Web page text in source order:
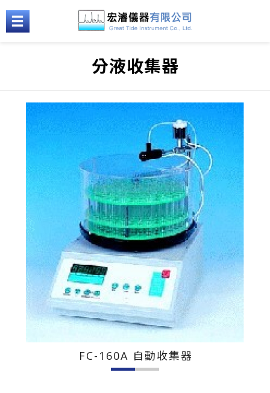
分液收集器
FC-160A 自動收集器